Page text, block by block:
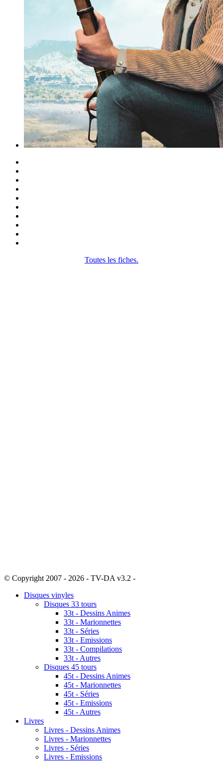
Toutes les fiches.
© Copyright 2007 - 2026 - TV-DA v3.2 -
Disques vinyles
Disques 33 tours
33t - Dessins Animes
33t - Marionnettes
33t - Séries
33t - Emissions
33t - Compilations
33t - Autres
Disques 45 tours
45t - Dessins Animes
45t - Marionnettes
45t - Séries
45t - Emissions
45t - Autres
Livres
Livres - Dessins Animes
Livres - Marionnettes
Livres - Séries
Livres - Emissions